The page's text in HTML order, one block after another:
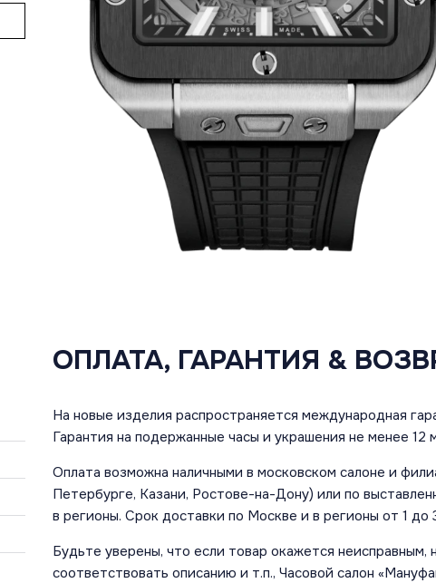
ОПЛАТА, ГАРАНТИЯ &
На новые изделия распространяется международная
Гарантия на подержанные часы и украшения не менее 12
Оплата возможна наличными в московском салоне и
Петербурге, Казани, Ростове-на-Дону) или по
в регионы. Срок доставки по Москве и в регионы от 1 до
Будьте уверены, что если товар окажется неисправным,
соответствовать описанию и т.п., Часовой салон